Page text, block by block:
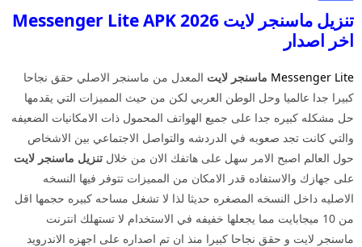
تنزيل ماسنجر لايت 2026 Messenger Lite APK
اخر اصدار
Messenger Lite ماسنجر لايت المعدل من ماسنجر الاصلي حقق نجاحا
كبيرا جدا عالميا وحل الوطن العربي لكن من حيث المميزات التي يقدمها
حل مشكله كبيره جدا على جميع الهواتف المحمول ذات الامكانيات الضعيفه
والتي كانت تجد صعوبه في الدردشه والتواصل الاجتماعي بين الاشخاص
حول العالم اصبح الامر سهل على هاتفك الان من خلال تنزيل ماسنجر لايت
على جهازك والاستفاده قدر الامكان من المميزات تتوفر فيها النسخه
الاصليه داخل النسخه المصغره حديثا لذا لا تشغل مساحه كبيره حجمها اقل
من 10 ميجابايت مما يجعلها خفيفه في الاستخدام لا تستهلك انترنت
ماسنجر لايت و حقق نجاحا كبيرا منذ ان تم اصداره على اجهزه الاندرويد